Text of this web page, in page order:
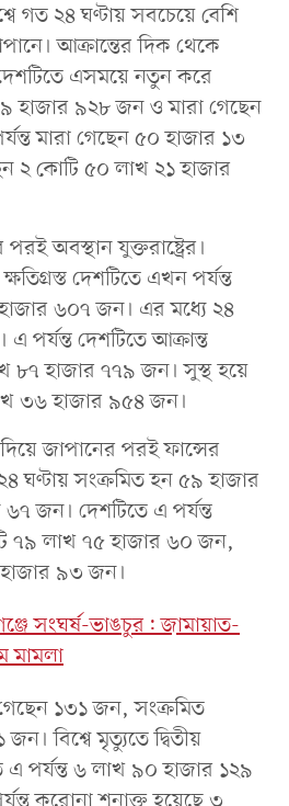
গত ২৪ ঘণ্টায় সবচেয়ে বেশি
আক্রান্তের দিক থেকে
এসময়ে নতুন করে
হাজার ৯২৮ জন ও মারা গেছেন
মারা গেছেন ৫০ হাজার ১৩
২ কোটি ৫০ লাখ ২১ হাজার
অবস্থান যুক্তরাষ্ট্রের।
দেশটিতে এখন পর্যন্ত
৬০৭ জন। এর মধ্যে ২৪
এ পর্যন্ত দেশটিতে আক্রান্ত
৮৭ হাজার ৭৭৯ জন। সুস্থ হয়ে
৩৬ হাজার ৯৫৪ জন।
জাপানের পরই ফান্সের
ঘণ্টায় সংক্রমিত হন ৫৯ হাজার
জন। দেশটিতে এ পর্যন্ত
৭৯ লাখ ৭৫ হাজার ৬০ জন,
৯৩ জন।
সংঘর্ষ-ভাঙচুর: জামায়াত-
মামলা
১৩১ জন, সংক্রমিত
বিশ্বে মৃত্যুতে দ্বিতীয়
এ পর্যন্ত ৬ লাখ ৯০ হাজার ১২৯